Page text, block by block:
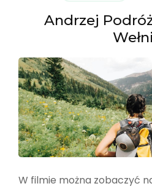
Andrzej
W filmie można zobaczyć